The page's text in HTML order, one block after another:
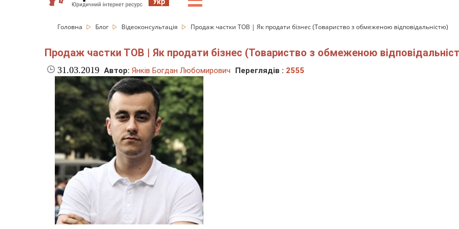
Головна Блог Відеоконсультація Продаж частки ТОВ | Як продати бізнес (Товариство з обмеженою відповідальністю)
Продаж частки ТОВ | Як продати бізнес (Товариство з обмеженою
31.03.2019 Автор: Янків Богдан Любомирович Переглядів : 2555